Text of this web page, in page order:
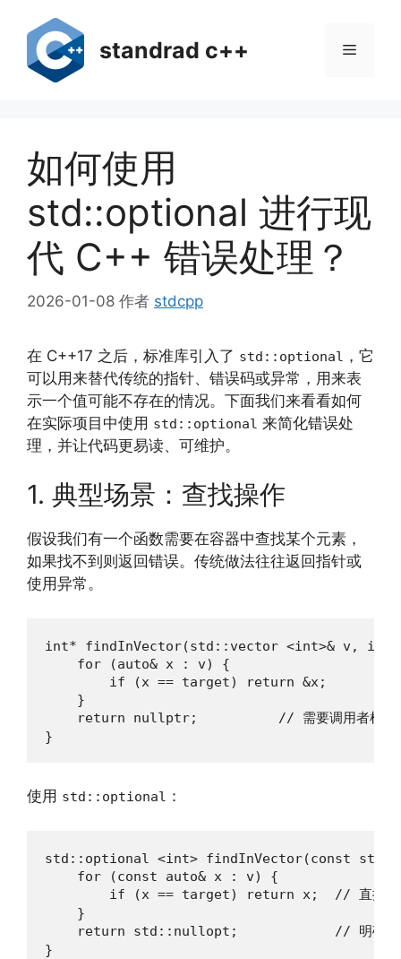
standrad c++ 菜
如何使用
std::optional 进行现
代 C++ 错误处理？
2026-01-08 作者 stdcpp
在 C++17 之后，标准库引入了 std::optional ，它
可以用来替代传统的指针、错误码或异常，用来表
示一个值可能不存在的情况。下面我们来看看如何
在实际项目中使用 std::optional 来简化错误处
理，并让代码更易读、可维护。
1. 典型场景：查找操作
假设我们有一个函数需要在容器中查找某个元素，
如果找不到则返回错误。传统做法往往返回指针或
使用异常。
int* findInVector(std::vector <int>& v, int
    for (auto& x : v) {
        if (x == target) return &x;
    }
    return nullptr;          // 需要调用者检查
}
使用 std::optional ：
std::optional <int> findInVector(const
    for (const auto& x : v) {
if (x == target) return x;  // 直接返
    }
return std::nullopt;            // 明确表
}